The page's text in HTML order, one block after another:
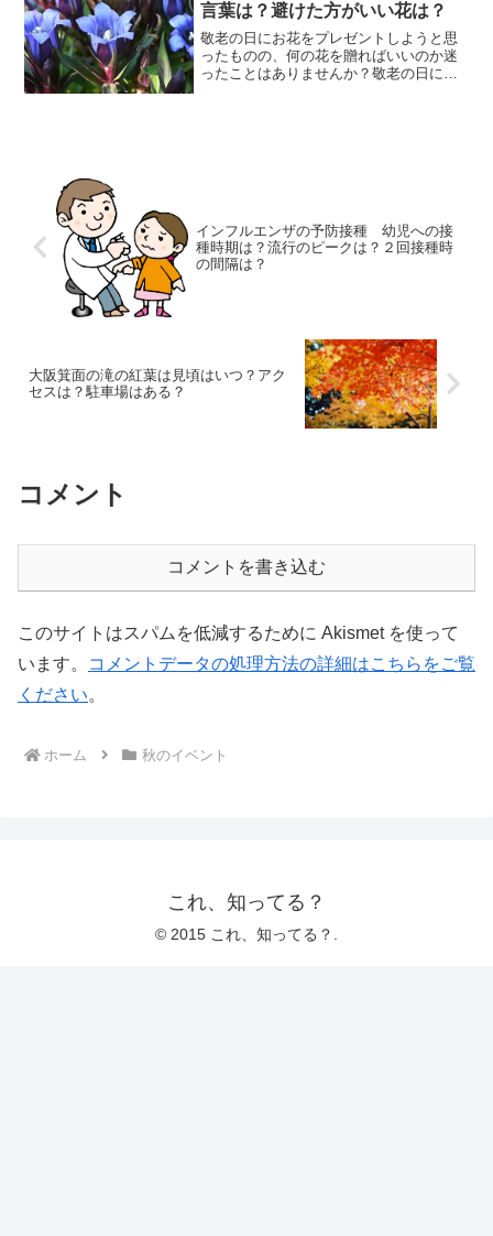
言葉は？避けた方がいい花は？
敬老の日にお花をプレゼントしようと思
ったものの、何の花を贈ればいいのか迷
ったことはありませんか？敬老の日に贈
インフルエンザの予防接種 幼児への接
種時期は？流行のピークは？２回接種時
の間隔は？
大阪箕面の滝の紅葉は見頃はいつ？アク
セスは？駐車場はある？
コメント
コメントを書き込む
このサイトはスパムを低減するために Akismet を使って
います。
コメントデータの処理方法の詳細はこちらをご覧
ください。
ホーム 秋のイベント
これ、知ってる？
© 2015 これ、知ってる？.